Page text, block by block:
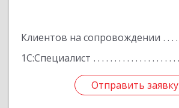
Клиентов на сопровождении
1С:Специалист
Отправить заявку
Отправить заявку